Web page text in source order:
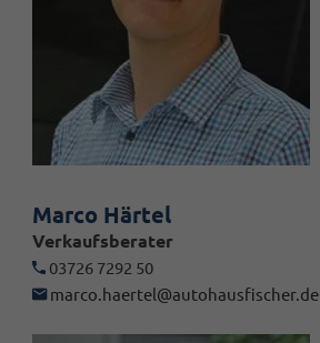
Marco Härtel
Verkaufsberater
03726 7292 50
marco.haertel@autohausfischer.de